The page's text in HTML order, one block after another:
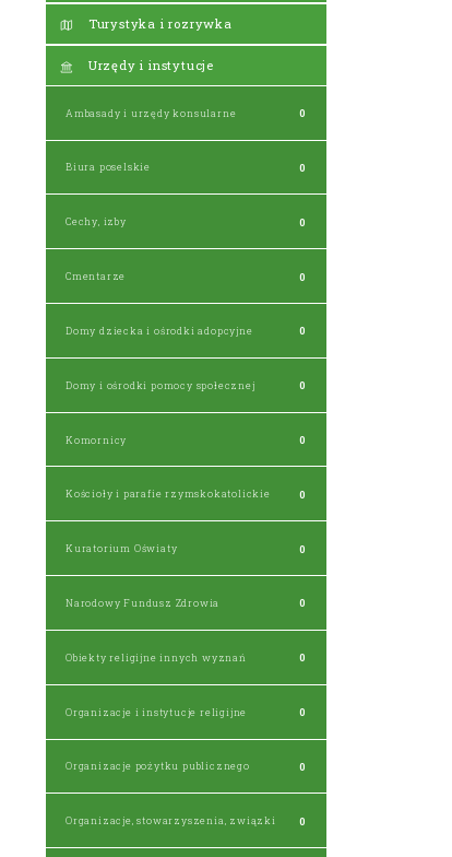
Turystyka i rozrywka
Urzędy i instytucje
Ambasady i urzędy konsularne 0
Biura poselskie 0
Cechy, izby 0
Cmentarze 0
Domy dziecka i ośrodki adopcyjne 0
Domy i ośrodki pomocy społecznej 0
Komornicy 0
Kościoły i parafie rzymskokatolickie 0
Kuratorium Oświaty 0
Narodowy Fundusz Zdrowia 0
Obiekty religijne innych wyznań 0
Organizacje i instytucje religijne 0
Organizacje pożytku publicznego 0
Organizacje, stowarzyszenia, związki 0